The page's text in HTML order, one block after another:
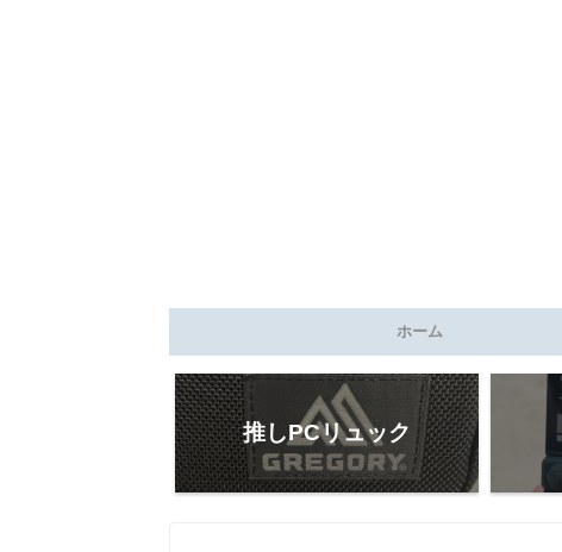
ホーム
推しPCリュック